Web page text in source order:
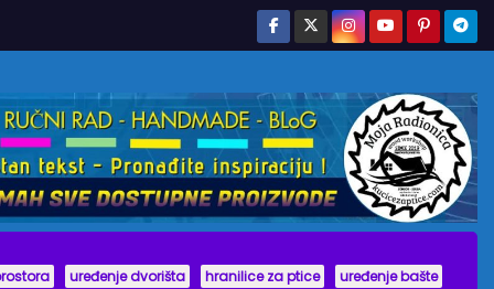
uređenje dvorišta hranilice za ptice uređenje bašte